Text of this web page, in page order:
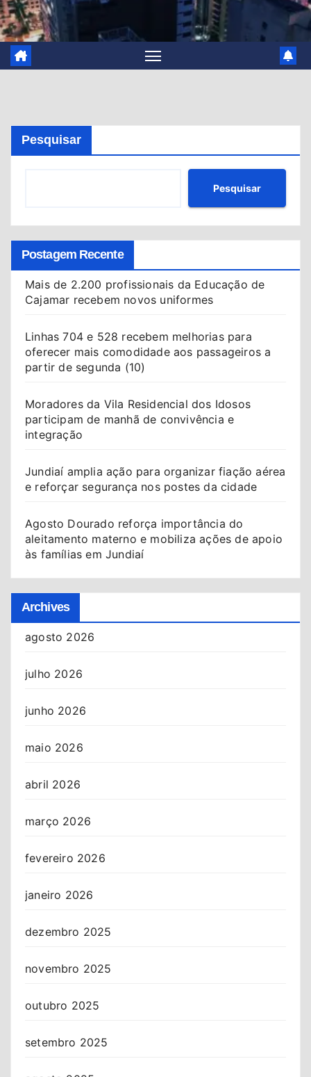
Pesquisar
Pesquisar
Postagem Recente
Mais de 2.200 profissionais da Educação de
Cajamar recebem novos uniformes
Linhas 704 e 528 recebem melhorias para
oferecer mais comodidade aos passageiros a
partir de segunda (10)
Moradores da Vila Residencial dos Idosos
participam de manhã de convivência e
integração
Jundiaí amplia ação para organizar fiação aérea
e reforçar segurança nos postes da cidade
Agosto Dourado reforça importância do
aleitamento materno e mobiliza ações de apoio
às famílias em Jundiaí
Archives
agosto 2026
julho 2026
junho 2026
maio 2026
abril 2026
março 2026
fevereiro 2026
janeiro 2026
dezembro 2025
novembro 2025
outubro 2025
setembro 2025